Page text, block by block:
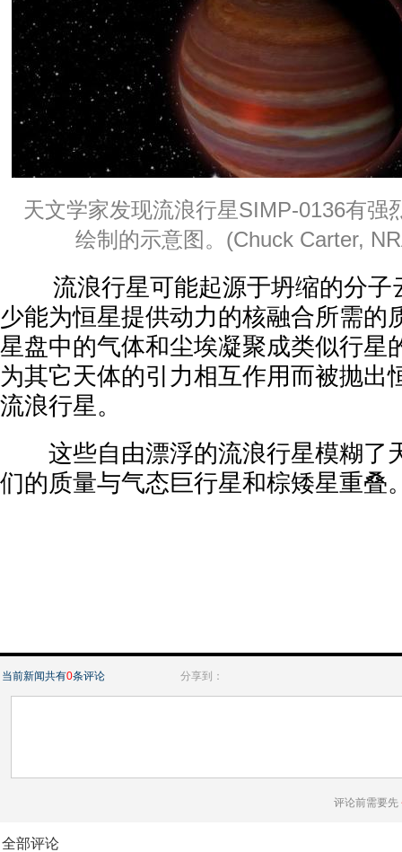
天文学家发现流浪行星SIMP-0136有强
绘制的示意图。(Chuck Carter,
流浪行星可能起源于坍缩的分子
少能为恒星提供动力的核融合所需的
星盘中的气体和尘埃凝聚成类似行星
为其它天体的引力相互作用而被抛出
流浪行星。
这些自由漂浮的流浪行星模糊了
们的质量与气态巨行星和棕矮星重叠
当前新闻共有0条评论 分享到：
评论前需要先
全部评论